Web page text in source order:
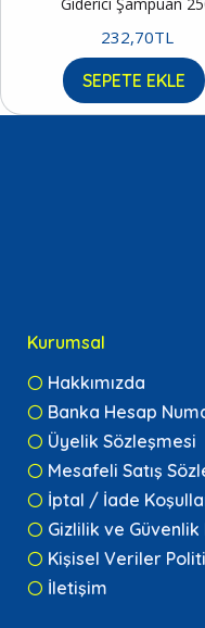
232,70TL
SEPETE EKLE
Kurumsal
Hakkımızda
Banka Hesap
Üyelik Sözleşmesi
Mesafeli Satış
İptal / İade
Gizlilik ve Güvenlik
Kişisel Veriler
İletişim